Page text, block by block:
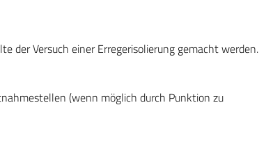
der Versuch einer Erregerisolierung gemacht werden.
(wenn möglich durch Punktion zu